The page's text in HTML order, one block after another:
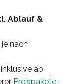
Ablauf &
je nach
ab
Preispakete-